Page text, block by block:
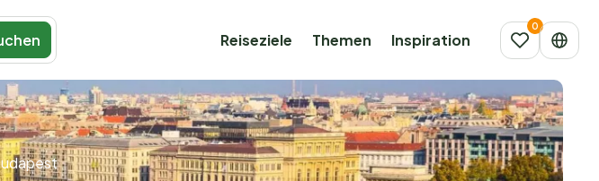
Reiseziele Themen Inspiration